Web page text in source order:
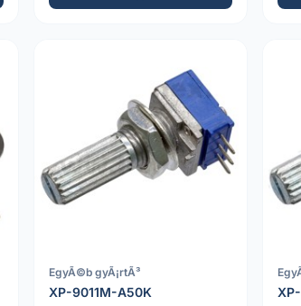
EgyÃ©b gyÃ¡rtÃ³
XP-9011M-A50K